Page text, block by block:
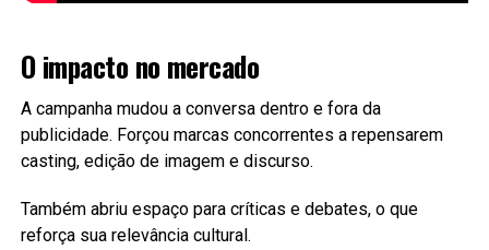
O impacto no mercado
A campanha mudou a conversa dentro e fora da
publicidade. Forçou marcas concorrentes a repensarem
casting, edição de imagem e discurso.
Também abriu espaço para críticas e debates, o que
reforça sua relevância cultural.